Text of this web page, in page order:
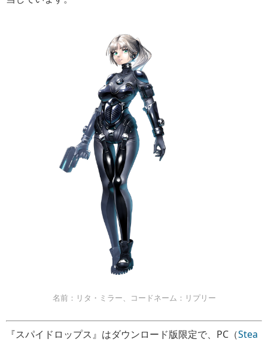
名前：リタ・ミラー、コードネーム：リプリー
『スパイドロップス』はダウンロード版限定で、PC（Stea